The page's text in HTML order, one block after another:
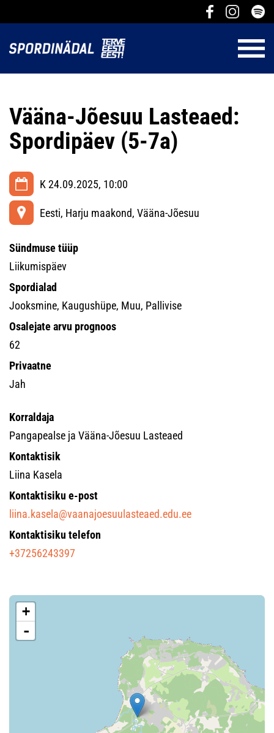
Vääna-Jõesuu Lasteaed:
Spordipäev (5-7a)
K 24.09.2025, 10:00
Eesti, Harju maakond, Vääna-Jõesuu
Sündmuse tüüp
Liikumispäev
Spordialad
Jooksmine, Kaugushüpe, Muu, Pallivise
Osalejate arvu prognoos
62
Privaatne
Jah
Korraldaja
Pangapealse ja Vääna-Jõesuu Lasteaed
Kontaktisik
Liina Kasela
Kontaktisiku e-post
liina.kasela@vaanajoesuulasteaed.edu.ee
Kontaktisiku telefon
+37256243397
+
-